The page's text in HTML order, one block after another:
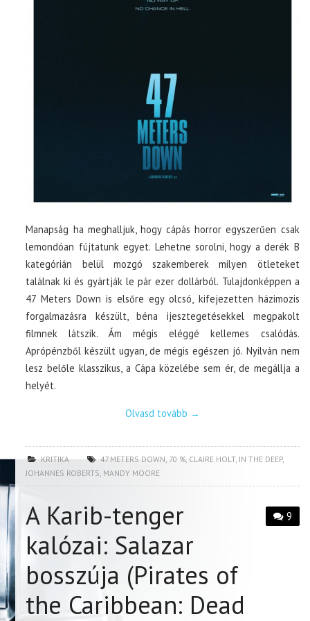
Manapság ha meghalljuk, hogy cápás horror egyszerűen csak
lemondóan fújtatunk egyet. Lehetne sorolni, hogy a derék B
kategórián belül mozgó szakemberek milyen ötleteket
találnak ki és gyártják le pár ezer dollárból. Tulajdonképpen a
47 Meters Down is elsőre egy olcsó, kifejezetten házimozis
forgalmazásra készült, béna ijesztegetésekkel megpakolt
filmnek látszik. Ám mégis eléggé kellemes csalódás.
Aprópénzből készült ugyan, de mégis egészen jó. Nyilván nem
lesz belőle klasszikus, a Cápa közelébe sem ér, de megállja a
helyét.
Olvasd tovább →
KRITIKA 47 METERS DOWN, 70 %, CLAIRE HOLT, IN THE DEEP,
JOHANNES ROBERTS, MANDY MOORE
9
A Karib-tenger
kalózai: Salazar
bosszúja (Pirates of
the Caribbean: Dead